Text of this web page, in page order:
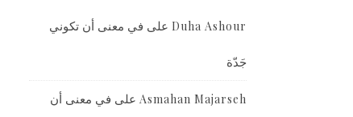
Duha Ashour على في معنى أن تكوني
جَدّة
Asmahan Majarseh على في معنى أن